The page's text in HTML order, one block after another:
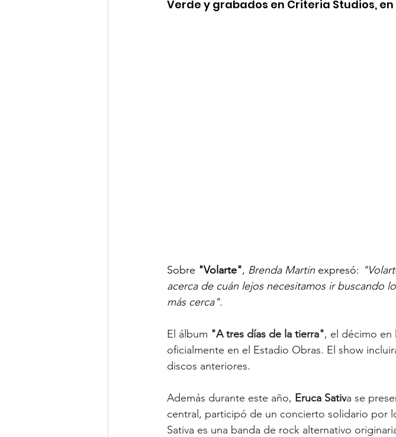
Verde y grabados en Criteria Studios, en
Sobre "Volarte", Brenda Martin expresó:
acerca de cuán lejos necesitamos ir buscando
más cerca".
El álbum "A tres días de la tierra", el décimo en
oficialmente en el Estadio Obras. El show
discos anteriores.
Además durante este año, Eruca Sativa se
central, participó de un concierto solidario por
Sativa es una banda de rock alternativo